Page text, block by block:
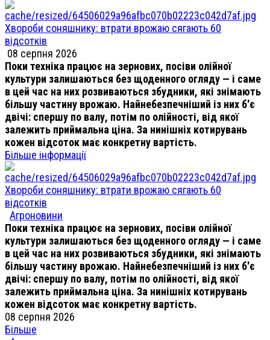
Хвороби соняшнику: втрати врожаю сягають 60
відсотків
08 серпня 2026
Поки техніка працює на зернових, посіви олійної
культури залишаються без щоденного огляду — і саме
в цей час на них розвиваються збудники, які знімають
більшу частину врожаю. Найнебезпечніший із них б'є
двічі: спершу по валу, потім по олійності, від якої
залежить приймальна ціна. За нинішніх котирувань
кожен відсоток має конкретну вартість.
Більше інформації
Хвороби соняшнику: втрати врожаю сягають 60
відсотків
Агроновини
Поки техніка працює на зернових, посіви олійної
культури залишаються без щоденного огляду — і саме
в цей час на них розвиваються збудники, які знімають
більшу частину врожаю. Найнебезпечніший із них б'є
двічі: спершу по валу, потім по олійності, від якої
залежить приймальна ціна. За нинішніх котирувань
кожен відсоток має конкретну вартість.
08 серпня 2026
Більше